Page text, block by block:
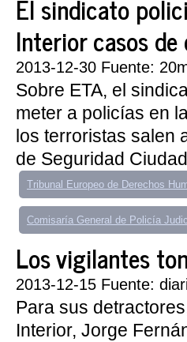
El sindicato
Interior casos
2013-12-30 Fuente:
Sobre ETA, el
meter a policías en
los terroristas salen
de Seguridad
Tribunal Europeo de Derechos
Comisaría General de Policía
Los vigilantes
2013-12-15 Fuente:
Para sus
Interior, Jorge